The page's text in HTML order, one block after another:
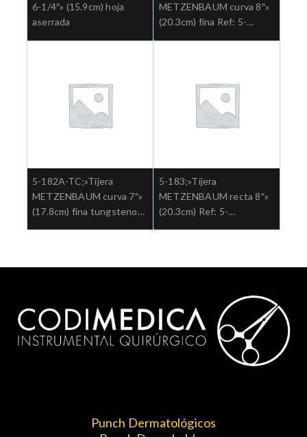
6-1/4″» (15.9cm) hoja
aserrada
METZENBAUM curva 8″»
(20.3cm) fina Ref: 5-
5-182A-TC;»Tijera
METZENBAUM curva 7″»
(17.8cm) fina tungsteno
5-183;»Tijera
METZENBAUM recta 8″»
(20.3cm) Ref: 5-
Punch Dermatológicos